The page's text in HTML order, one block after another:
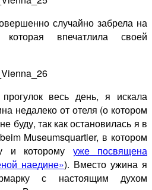
случайно забрела на
впечатлила своей
весь день, я искала
недалеко от отеля (о котором
буду, так как остановилась я в
Museumsquartier, в котором
и которому уже посвящена
наедине»). Вместо ужина я
с настоящим духом